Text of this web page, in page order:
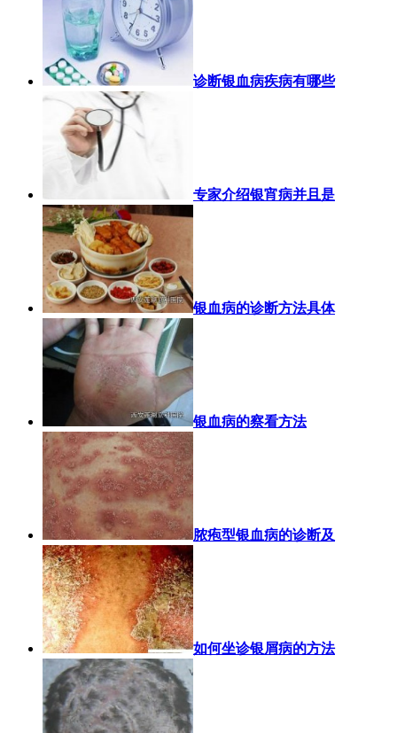
诊断银血病疾病有哪些
专家介绍银宵病并且是
银血病的诊断方法具体
银血病的察看方法
脓疱型银血病的诊断及
如何坐诊银屑病的方法